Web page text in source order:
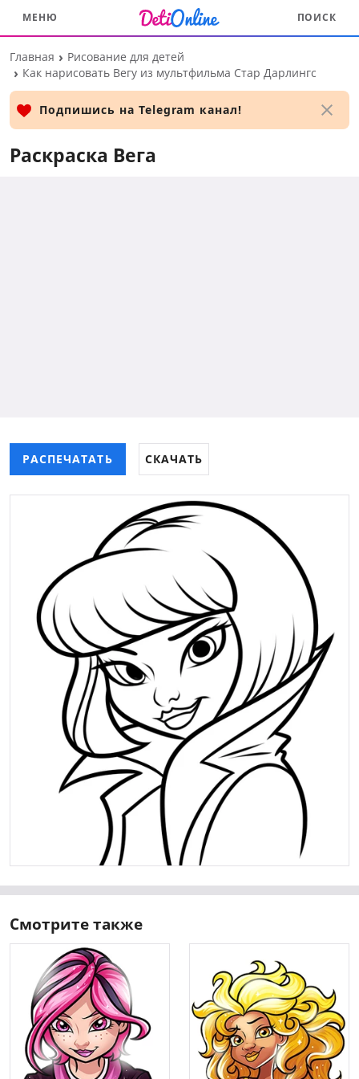
основному
контенту
МЕНЮ ПОИСК
Главная
Рисование для детей
Как нарисовать Вегу из мультфильма Стар Дарлингс
Подпишись на Telegram канал!
Раскраска Вега
РАСПЕЧАТАТЬ СКАЧАТЬ
Смотрите также